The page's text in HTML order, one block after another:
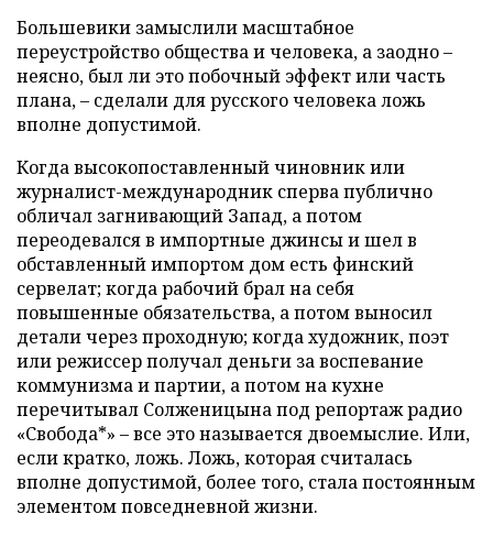
Большевики замыслили масштабное
переустройство общества и человека, а заодно –
неясно, был ли это побочный эффект или часть
плана, – сделали для русского человека ложь
вполне допустимой.
Когда высокопоставленный чиновник или
журналист-международник сперва публично
обличал загнивающий Запад, а потом
переодевался в импортные джинсы и шел в
обставленный импортом дом есть финский
сервелат; когда рабочий брал на себя
повышенные обязательства, а потом выносил
детали через проходную; когда художник, поэт
или режиссер получал деньги за воспевание
коммунизма и партии, а потом на кухне
перечитывал Солженицына под репортаж радио
«Свобода*» – все это называется двоемыслие. Или,
если кратко, ложь. Ложь, которая считалась
вполне допустимой, более того, стала постоянным
элементом повседневной жизни.